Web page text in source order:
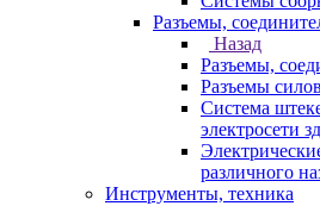
Разъемы,
Назад
Разъемы,
Разъемы
Система
электросети
различного
Инструменты, техника